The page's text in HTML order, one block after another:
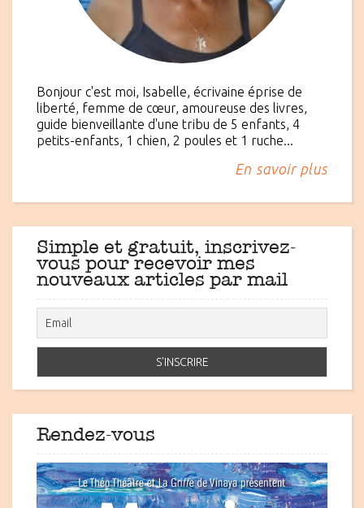
Bonjour c'est moi, Isabelle, écrivaine éprise de
liberté, femme de cœur, amoureuse des livres,
guide bienveillante d'une tribu de 5 enfants, 4
petits-enfants, 1 chien, 2 poules et 1 ruche...
En savoir plus
Simple et gratuit, inscrivez-
vous pour recevoir mes
nouveaux articles par mail
Rendez-vous